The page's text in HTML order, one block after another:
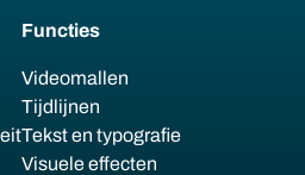
Functies
Videomallen
Tijdlijnen
Tekst en typografie
Visuele effecten